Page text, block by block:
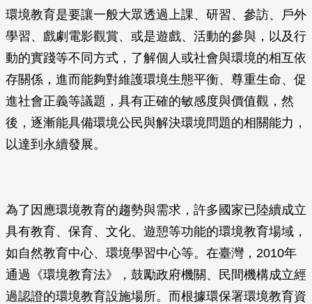
環境教育是要讓一般大眾透過上課、研習、參訪、戶外
學習、戲劇電影觀賞、或是遊戲、活動的參與，以及行
動的實踐等不同方式，了解個人或社會與環境的相互依
存關係，進而能夠對維護環境生態平衡、尊重生命、促
進社會正義等議題，具有正確的敏感度與價值觀，然
後，逐漸能具備環境公民與解決環境問題的相關能力，
以達到永續發展。
為了因應環境教育的趨勢與需求，許多國家已陸續成立
具有教育、保育、文化、遊憩等功能的環境教育場域，
如自然教育中心、環境學習中心等。在臺灣，2010年
通過《環境教育法》，鼓勵政府機關、民間機構成立經
過認證的環境教育設施場所。而根據環保署環境教育資